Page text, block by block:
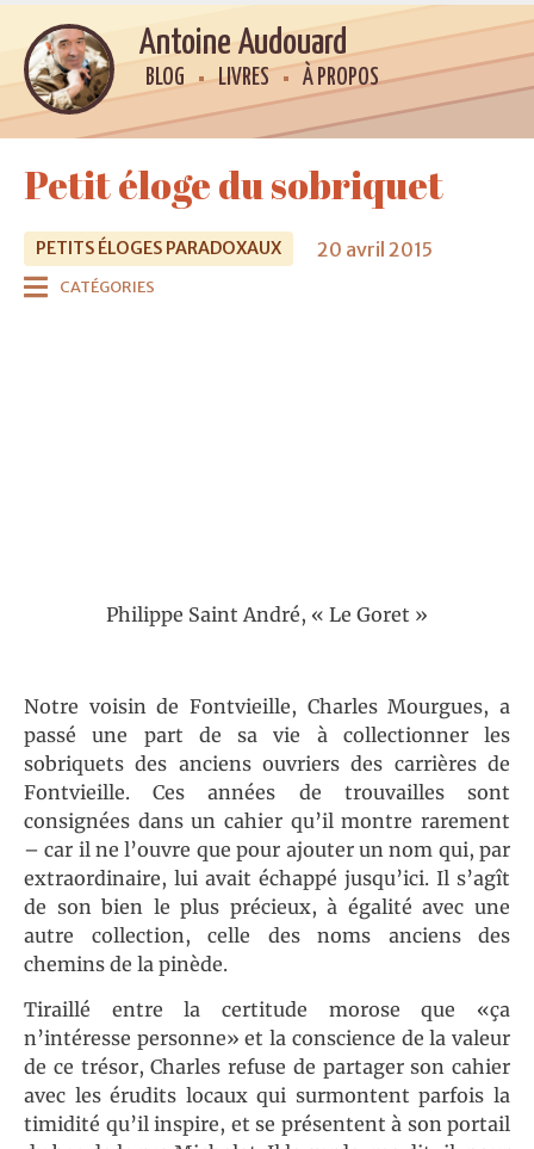
Antoine Audouard
BLOG LIVRES À PROPOS
Petit éloge du sobriquet
PETITS ÉLOGES PARADOXAUX 20 avril 2015
CATÉGORIES
Philippe Saint André, « Le Goret »
Notre voisin de Fontvieille, Charles Mourgues, a
passé une part de sa vie à collectionner les
sobriquets des anciens ouvriers des carrières de
Fontvieille. Ces années de trouvailles sont
consignées dans un cahier qu’il montre rarement
– car il ne l’ouvre que pour ajouter un nom qui, par
extraordinaire, lui avait échappé jusqu’ici. Il s’agît
de son bien le plus précieux, à égalité avec une
autre collection, celle des noms anciens des
chemins de la pinède.
Tiraillé entre la certitude morose que «ça
n’intéresse personne» et la conscience de la valeur
de ce trésor, Charles refuse de partager son cahier
avec les érudits locaux qui surmontent parfois la
timidité qu’il inspire, et se présentent à son portail